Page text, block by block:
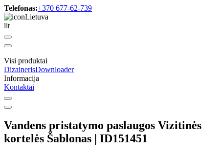
Telefonas:+370 677-62-739
Lietuva
lit
Visi produktai
DizainerisDownloader
Informacija
Kontaktai
Vandens pristatymo paslaugos Vizitinės
kortelės Šablonas | ID151451